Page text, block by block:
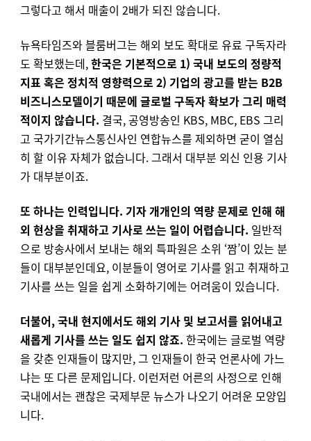
그렇다고 해서 매출이 2배가 되진 않습니다.
뉴욕타임즈와 블룸버그는 해외 보도 확대로 유료 구독자라
도 확보했는데,한국은 기본적으로 1) 국내 보도의 정량적
지표 혹은 정치적 영향력으로 2) 기업의 광고를 받는 B2B
비즈니스모델이기 때문에 글로벌 구독자 확보가 그리 매력
적이지 않습니다. 결국, 공영방송인 KBS, MBC, EBS 그리
고 국가기간뉴스통신사인 연합뉴스를 제외하면 굳이 열심
히 할 이유 자체가 없습니다. 그래서 대부분 외신 인용 기사
가 대부분이죠.
또 하나는 인력입니다. 기자 개개인의 역량 문제로 인해 해
외 현상을 취재하고 기사로 쓰는 일이 어렵습니다. 일반적
으로 방송사에서 보내는 해외 특파원은 소위 ‘짬’이 있는 분
들이 대부분인데요, 이분들이 영어로 기사를 읽고 취재하고
기사를 쓰는 일을 쉽게 소화하기에는 어려움이 있습니다.
더불어, 국내 현지에서도 해외 기사 및 보고서를 읽어내고
새롭게 기사를 쓰는 일도 쉽지 않죠. 한국에는 글로벌 역량
을 갖춘 인재들이 많지만, 그 인재들이 한국 언론사에 가느
냐는 또 다른 문제입니다. 이런저런 어른의 사정으로 인해
국내에서는 괜찮은 국제부문 뉴스가 나오기 어려운 모양입
니다.